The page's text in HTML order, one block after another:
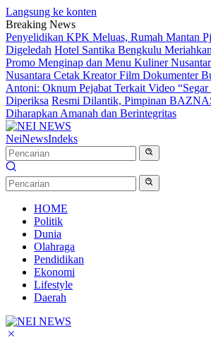
Langsung ke konten
Breaking News
Penyelidikan KPK Meluas, Rumah Mantan
Digeledah Hotel Santika Bengkulu
Promo Menginap dan Menu Kuliner
Nusantara Cetak Kreator Film Dokumenter
Antoni: Oknum Pejabat Terkait Video “Segar
Diperiksa Resmi Dilantik, Pimpinan
Diharapkan Amanah dan Berintegritas
NeiNewsIndeks
HOME
Politik
Dunia
Olahraga
Pendidikan
Ekonomi
Lifestyle
Daerah